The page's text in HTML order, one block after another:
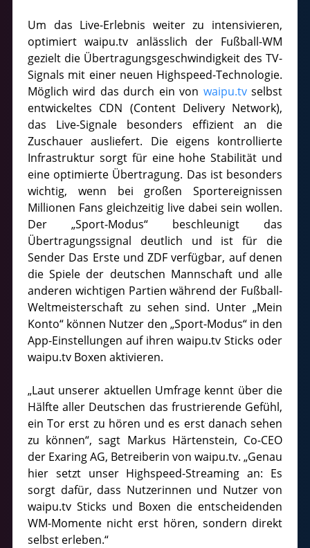
Um das Live-Erlebnis weiter zu intensivieren,
optimiert waipu.tv anlässlich der Fußball-WM
gezielt die Übertragungsgeschwindigkeit des TV-
Signals mit einer neuen Highspeed-Technologie.
Möglich wird das durch ein von waipu.tvselbst
entwickeltes CDN (Content Delivery Network),
das Live-Signale besonders effizient an die
Zuschauer ausliefert. Die eigens kontrollierte
Infrastruktur sorgt für eine hohe Stabilität und
eine optimierte Übertragung. Das ist besonders
wichtig, wenn bei großen Sportereignissen
Millionen Fans gleichzeitig live dabei sein wollen.
Der „Sport-Modus“ beschleunigt das
Übertragungssignal deutlich und ist für die
Sender Das Erste und ZDF verfügbar, auf denen
die Spiele der deutschen Mannschaft und alle
anderen wichtigen Partien während der Fußball-
Weltmeisterschaft zu sehen sind. Unter „Mein
Konto“ können Nutzer den „Sport-Modus“ in den
App-Einstellungen auf ihren waipu.tv Sticks oder
waipu.tv Boxen aktivieren.
„Laut unserer aktuellen Umfrage kennt über die
Hälfte aller Deutschen das frustrierende Gefühl,
ein Tor erst zu hören und es erst danach sehen
zu können“, sagt Markus Härtenstein, Co-CEO
der Exaring AG, Betreiberin von waipu.tv. „Genau
hier setzt unser Highspeed-Streaming an: Es
sorgt dafür, dass Nutzerinnen und Nutzer von
waipu.tv Sticks und Boxen die entscheidenden
WM-Momente nicht erst hören, sondern direkt
selbst erleben.“